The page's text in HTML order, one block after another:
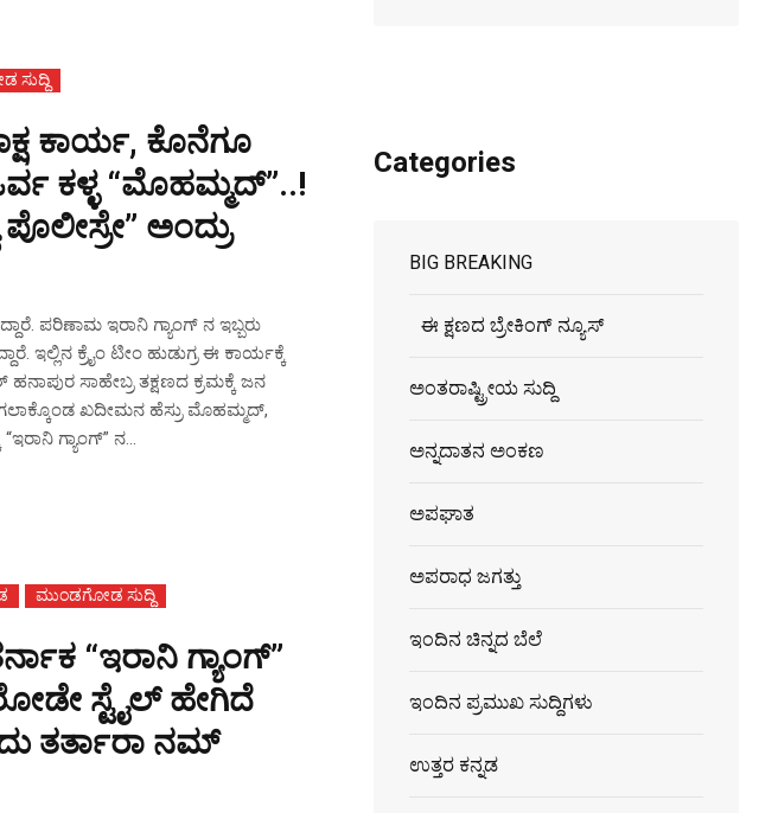
ಸುದ್ದಿ
ಕಾರ್ಯ, ಕೊನೆಗೂ
ಕಳ್ಳ “ಮೊಹಮ್ಮದ್”..!
ಅಂದ್ರು
ಪರಿಣಾಮ ಇರಾನಿ ಗ್ಯಾಂಗ್ ನ ಇಬ್ಬರು
ಇಲ್ಲಿನ ಕ್ರೈಂ ಟೀಂ ಹುಡುಗ್ರ ಈ ಕಾರ್ಯಕ್ಕೆ
ಸಾಹೇಬ್ರ ತಕ್ಷಣದ ಕ್ರಮಕ್ಕೆ ಜನ
ಖದೀಮನ ಹೆಸ್ರು ಮೊಹಮ್ಮದ್,
ಗ್ಯಾಂಗ್” ನ...
ಮುಂಡಗೋಡ ಸುದ್ದಿ
“ಇರಾನಿ ಗ್ಯಾಂಗ್”
ಸ್ಟೈಲ್ ಹೇಗಿದೆ
ತರ್ತಾರಾ ನಮ್
Categories
BIG BREAKING
ಈ ಕ್ಷಣದ ಬ್ರೇಕಿಂಗ್ ನ್ಯೂಸ್
ಅಂತರಾಷ್ಟ್ರೀಯ ಸುದ್ದಿ
ಅನ್ನದಾತನ ಅಂಕಣ
ಅಪಘಾತ
ಅಪರಾಧ ಜಗತ್ತು
ಇಂದಿನ ಚಿನ್ನದ ಬೆಲೆ
ಇಂದಿನ ಪ್ರಮುಖ ಸುದ್ದಿಗಳು
ಉತ್ತರ ಕನ್ನಡ